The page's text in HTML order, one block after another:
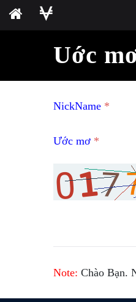
Uớc
NickName *
Ước mơ *
Note: Chào Bạn.